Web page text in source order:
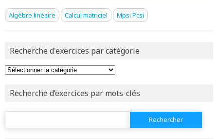
Algèbre linéaire Calcul matriciel Mpsi Pcsi
Recherche d'exercices par catégorie
Recherche d’exercices par mots-clés
Rechercher :